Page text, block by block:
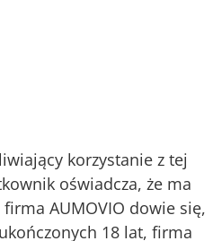
korzystanie z tej
oświadcza, że ma
AUMOVIO dowie się,
18 lat, firma